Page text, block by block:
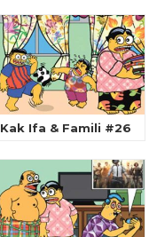
Kak Ifa & Famili #26